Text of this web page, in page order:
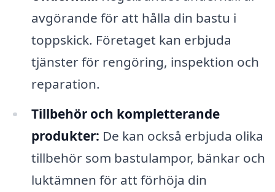
avgörande för att hålla din bastu i
toppskick. Företaget kan erbjuda
tjänster för rengöring, inspektion och
reparation.
Tillbehör och kompletterande
produkter: De kan också erbjuda olika
tillbehör som bastulampor, bänkar och
luktämnen för att förhöja din